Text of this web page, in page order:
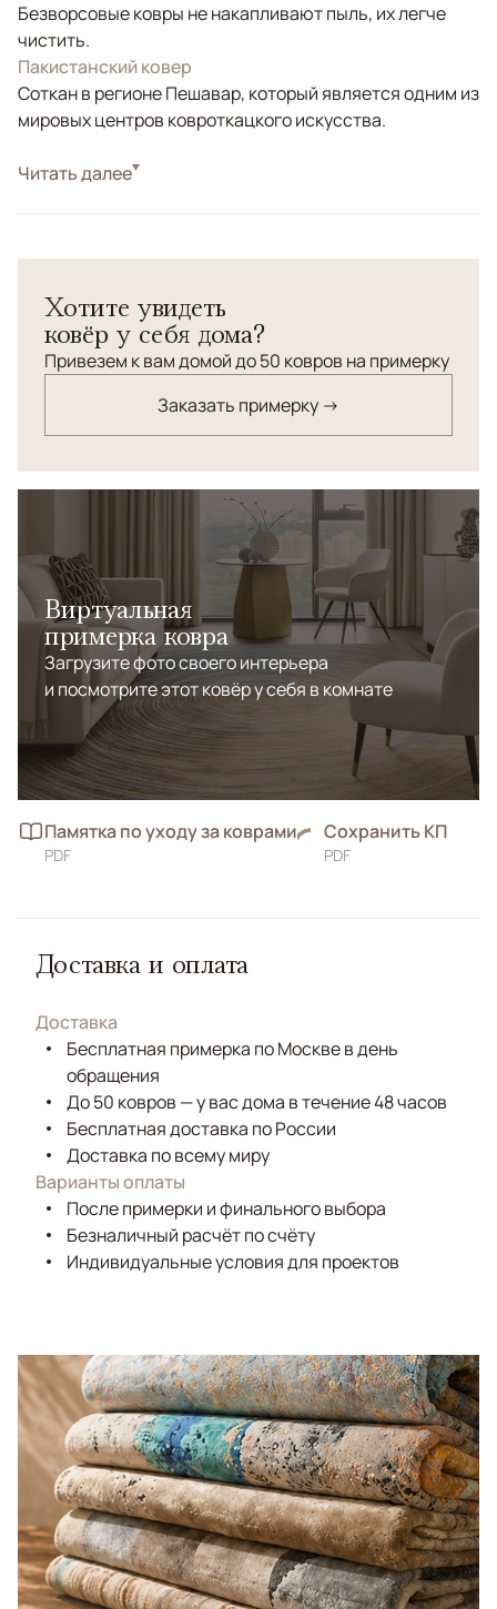
Безворсовые ковры не накапливают пыль, их легче
чистить.
Пакистанский ковер
Соткан в регионе Пешавар, который является одним из
мировых центров ковроткацкого искусства.
СтильКилимы и сумахи
Читать далее
Хотите увидеть
ковёр у себя дома?
Привезем к вам домой до 50 ковров на примерку
Заказать примерку →
Виртуальная
примерка ковра
Загрузите фото своего интерьера
и посмотрите этот ковёр у себя в комнате
Памятка по уходу за коврами
PDF
Сохранить КП
PDF
Доставка и оплата
Доставка
Бесплатная примерка по Москве в день
обращения
До 50 ковров — у вас дома в течение 48 часов
Бесплатная доставка по России
Доставка по всему миру
Варианты оплаты
После примерки и финального выбора
Безналичный расчёт по счёту
Индивидуальные условия для проектов